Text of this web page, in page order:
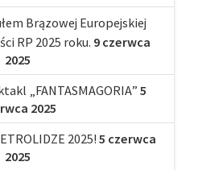
Brązowej Europejskiej
RP 2025 roku. 9 czerwca
2025
„FANTASMAGORIA” 5
2025
2025! 5 czerwca
2025